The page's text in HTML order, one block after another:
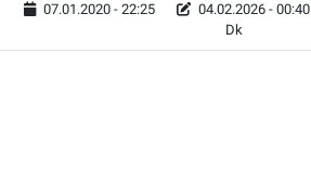
07.01.2020 - 22:25 04.02.2026 - 00:40
Dk
Tahıllar ve Baklagiller